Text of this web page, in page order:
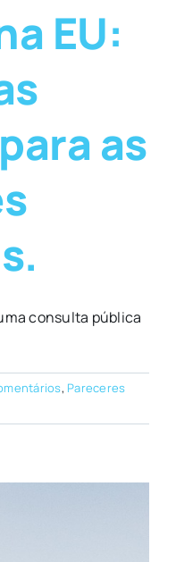
EU:
as
consulta pública
, Pareceres